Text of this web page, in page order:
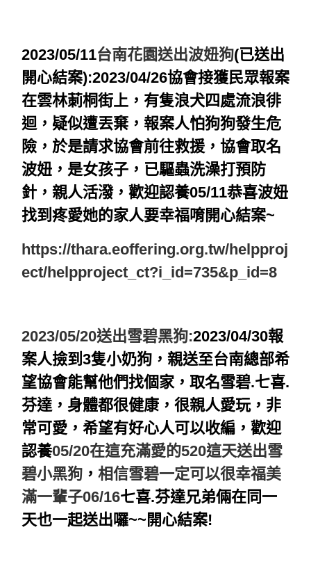
2023/05/11台南花園送出波妞狗(已送出
開心結案):2023/04/26協會接獲民眾報案
在雲林莿桐街上， 有隻浪犬四處流浪徘
迴， 疑似遭丟棄，報案人怕狗狗發生危
險，於是請求協會前往救援，協會取名
波妞，是女孩子，已驅蟲洗澡打預防
針，親人活潑，歡迎認養05/11恭喜波妞
找到疼愛她的家人要幸福唷開心結案~
https://thara.eoffering.org.tw/helpproj
ect/helpproject_ct?i_id=735&p_id=8
2023/05/20送出雪碧黑狗:2023/04/30報
案人撿到3隻小奶狗 ，親送至台南總部希
望協會能幫他們找個家，取名雪碧.七喜.
芬達，身體都很健康，很親人愛玩，非
常可愛，希望有好心人可以收編，歡迎
認養05/20在這充滿愛的520這天送出雪
碧小黑狗 ， 相信雪碧一定可以很幸福美
滿一輩子06/16七喜.芬達兄弟倆在同一
天也一起送出囉~~開心結案!